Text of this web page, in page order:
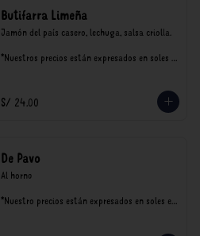
Butifarra Limeña
Jamón del país casero, lechuga, salsa criolla.
*Nuestros precios están expresados en soles e
S/ 24.00
De Pavo
Al horno
*Nuestro precios están expresados en soles e